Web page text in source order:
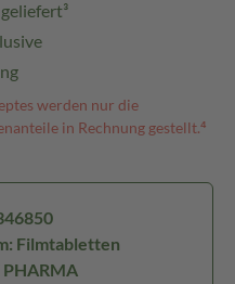
werden nur die
in Rechnung gestellt.⁴
Filmtabletten